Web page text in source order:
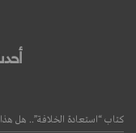
كتاب “استعادة الخلافة”.. هل